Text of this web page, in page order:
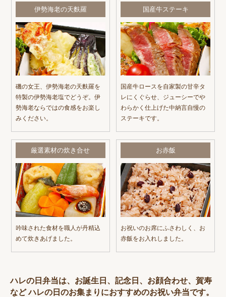
伊勢海老の天麩羅
磯の女王、伊勢海老の天麩羅を
特製の伊勢海老塩でどうぞ。伊
勢海老ならではの食感をお楽し
みください。
国産牛ステーキ
国産牛ロースを自家製の甘辛タ
レにくぐらせ、ジューシーでや
わらかく仕上げた中納言自慢の
ステーキです。
厳選素材の炊き合せ
吟味された食材を職人が丹精込
めて炊きあげました。
お赤飯
お祝いのお席にふさわしく、お
赤飯をお入れしました。
ハレの日弁当は、お誕生日、記念日、お顔合わせ、賀寿
など ハレの日のお集まりにおすすめのお祝い弁当です。